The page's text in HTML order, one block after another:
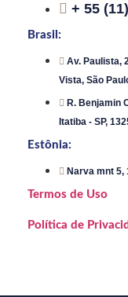
+ 55
Brasil:
Av. Paulista,
Vista, São
R. Benjamin
Itatiba - SP,
Estônia:
Narva mnt 5,
Termos de Uso
Política de